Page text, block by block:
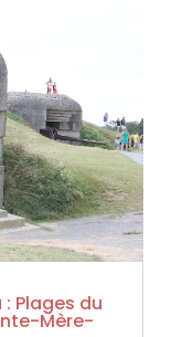
Plages du
Mère-